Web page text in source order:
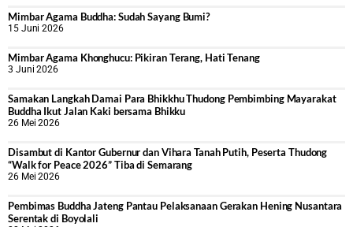
Mimbar Agama Buddha: Sudah Sayang Bumi?
15 Juni 2026
Mimbar Agama Khonghucu: Pikiran Terang, Hati Tenang
3 Juni 2026
Samakan Langkah Damai Para Bhikkhu Thudong Pembimbing Mayarakat
Buddha Ikut Jalan Kaki bersama Bhikku
26 Mei 2026
Disambut di Kantor Gubernur dan Vihara Tanah Putih, Peserta Thudong
“Walk for Peace 2026” Tiba di Semarang
26 Mei 2026
‎Pembimas Buddha Jateng Pantau Pelaksanaan Gerakan Hening Nusantara
Serentak di Boyolali